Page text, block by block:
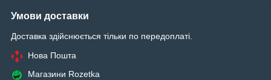
Умови доставки
Доставка здійснюється тільки по передоплаті.
Нова Пошта
Магазини Rozetka